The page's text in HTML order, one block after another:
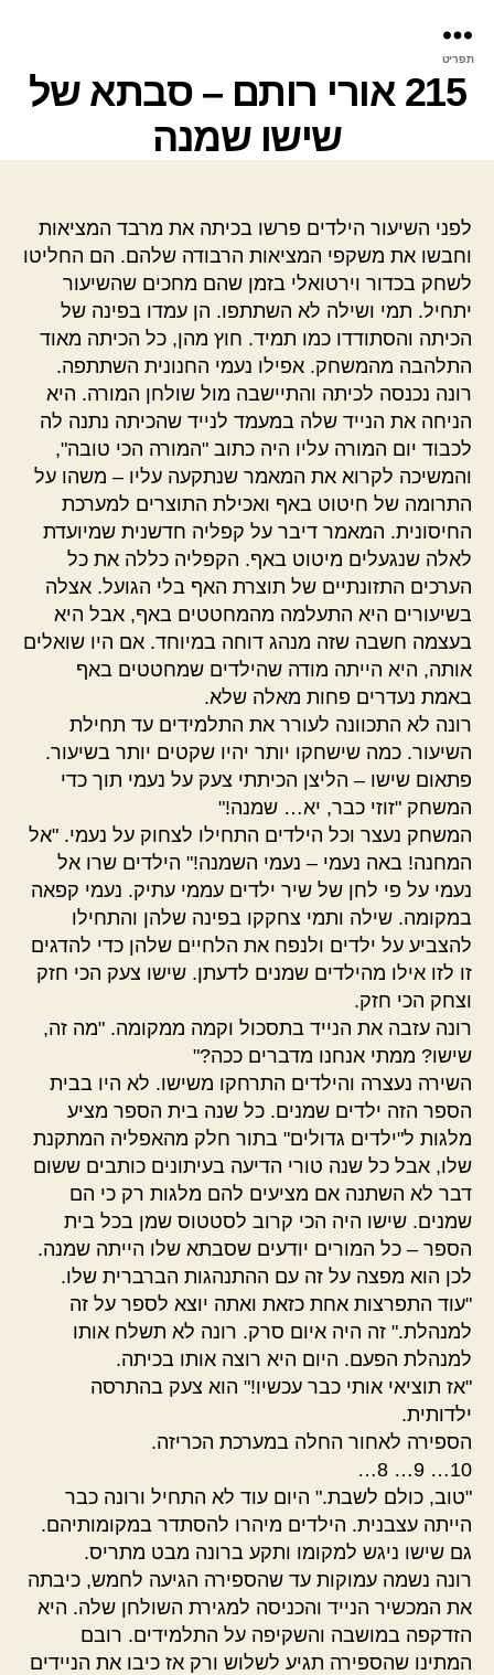
תפריט
215 אורי רותם – סבתא של
שישו שמנה
לפני השיעור הילדים פרשו בכיתה את מרבד המציאות
וחבשו את משקפי המציאות הרבודה שלהם. הם החליטו
לשחק בכדור וירטואלי בזמן שהם מחכים שהשיעור
יתחיל. תמי ושילה לא השתתפו. הן עמדו בפינה של
הכיתה והסתודדו כמו תמיד. חוץ מהן, כל הכיתה מאוד
התלהבה מהמשחק. אפילו נעמי החנונית השתתפה.
רונה נכנסה לכיתה והתיישבה מול שולחן המורה. היא
הניחה את הנייד שלה במעמד לנייד שהכיתה נתנה לה
לכבוד יום המורה עליו היה כתוב "המורה הכי טובה",
והמשיכה לקרוא את המאמר שנתקעה עליו – משהו על
התרומה של חיטוט באף ואכילת התוצרים למערכת
החיסונית. המאמר דיבר על קפליה חדשנית שמיועדת
לאלה שנגעלים מיטוט באף. הקפליה כללה את כל
הערכים התזונתיים של תוצרת האף בלי הגועל. אצלה
בשיעורים היא התעלמה מהמחטטים באף, אבל היא
בעצמה חשבה שזה מנהג דוחה במיוחד. אם היו שואלים
אותה, היא הייתה מודה שהילדים שמחטטים באף
באמת נעדרים פחות מאלה שלא.
רונה לא התכוונה לעורר את התלמידים עד תחילת
השיעור. כמה שישחקו יותר יהיו שקטים יותר בשיעור.
פתאום שישו – הליצן הכיתתי צעק על נעמי תוך כדי
המשחק "זוזי כבר, יא… שמנה!"
המשחק נעצר וכל הילדים התחילו לצחוק על נעמי. "אל
המחנה! באה נעמי – נעמי השמנה!" הילדים שרו אל
נעמי על פי לחן של שיר ילדים עממי עתיק. נעמי קפאה
במקומה. שילה ותמי צחקקו בפינה שלהן והתחילו
להצביע על ילדים ולנפח את הלחיים שלהן כדי להדגים
זו לזו אילו מהילדים שמנים לדעתן. שישו צעק הכי חזק
וצחק הכי חזק.
רונה עזבה את הנייד בתסכול וקמה ממקומה. "מה זה,
שישו? ממתי אנחנו מדברים ככה?"
השירה נעצרה והילדים התרחקו משישו. לא היו בבית
הספר הזה ילדים שמנים. כל שנה בית הספר מציע
מלגות ל"ילדים גדולים" בתור חלק מהאפליה המתקנת
שלו, אבל כל שנה טורי הדיעה בעיתונים כותבים ששום
דבר לא השתנה אם מציעים להם מלגות רק כי הם
שמנים. שישו היה הכי קרוב לסטטוס שמן בכל בית
הספר – כל המורים יודעים שסבתא שלו הייתה שמנה.
לכן הוא מפצה על זה עם ההתנהגות הברברית שלו.
"עוד התפרצות אחת כזאת ואתה יוצא לספר על זה
למנהלת." זה היה איום סרק. רונה לא תשלח אותו
למנהלת הפעם. היום היא רוצה אותו בכיתה.
"אז תוציאי אותי כבר עכשיו!" הוא צעק בהתרסה
ילדותית.
הספירה לאחור החלה במערכת הכריזה.
10… 9… 8…
"טוב, כולם לשבת." היום עוד לא התחיל ורונה כבר
הייתה עצבנית. הילדים מיהרו להסתדר במקומותיהם.
גם שישו ניגש למקומו ותקע ברונה מבט מתריס.
רונה נשמה עמוקות עד שהספירה הגיעה לחמש, כיבתה
את המכשיר הנייד והכניסה למגירת השולחן שלה. היא
הזדקפה במושבה והשקיפה על התלמידים. רובם
המתינו שהספירה תגיע לשלוש ורק אז כיבו את הניידים